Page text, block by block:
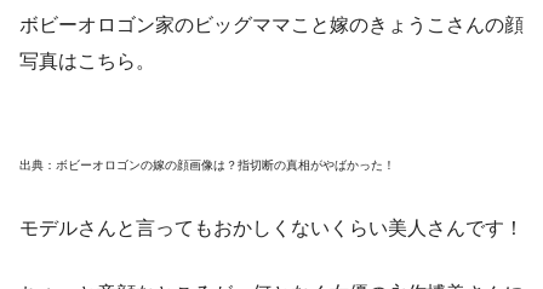
ボビーオロゴン家のビッグママこと嫁のきょうこさんの顔
写真はこちら。
出典：ボビーオロゴンの嫁の顔画像は？指切断の真相がやばかった！
モデルさんと言ってもおかしくないくらい美人 さんです！